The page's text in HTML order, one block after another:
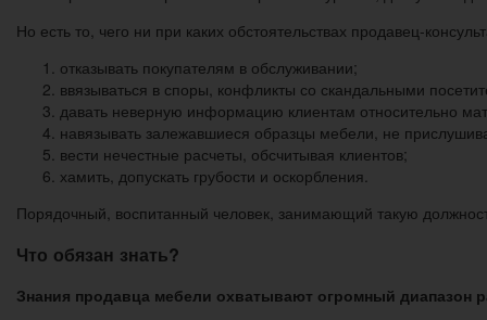
Но есть то, чего ни при каких обстоятельствах продавец-
отказывать покупателям в обслуживании;
ввязываться в споры, конфликты со скандальными
давать неверную информацию клиентам относительно
навязывать залежавшиеся образцы мебели, не
вести нечестные расчеты, обсчитывая клиентов;
хамить, допускать грубости и оскорбления.
Порядочный, воспитанный человек, занимающий такую
Что обязан знать?
Знания продавца мебели охватывают огромный диапазон